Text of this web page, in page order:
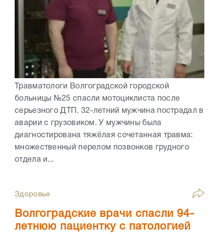
Травматологи Волгоградской городской
больницы №25 спасли мотоциклиста после
серьезного ДТП. 32-летний мужчина пострадал в
аварии с грузовиком. У мужчины была
диагностирована тяжёлая сочетанная травма:
множественный перелом позвонков грудного
отдела и...
Здоровье
Волгоградские врачи спасли 94-
летнюю пациентку с патологией